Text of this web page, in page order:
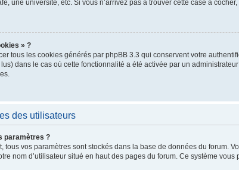
une université, etc. Si vous n’arrivez pas à trouver cette case à
» ?
tous les cookies générés par phpBB 3.3 qui conservent votre
dans le cas où cette fonctionnalité a été activée par un
des utilisateurs
paramètres ?
tous vos paramètres sont stockés dans la base de données du forum.
nom d’utilisateur situé en haut des pages du forum. Ce système